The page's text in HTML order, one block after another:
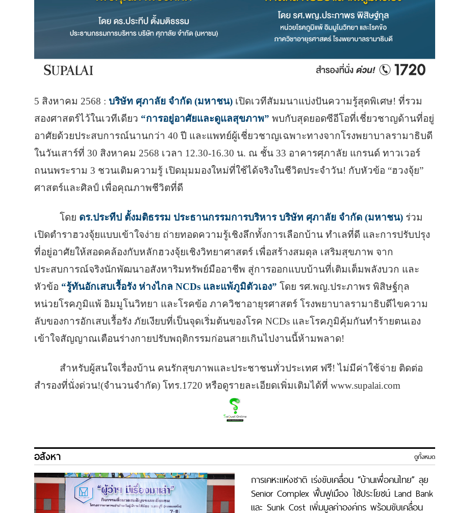
5 สิงหาคม 2568 :บริษัท ศุภาลัย จำกัด (มหาชน) เปิดเวทีสัมมนาแบ่งปันความรู้สุดพิเศษ! ที่รวม
สองศาสตร์ไว้ในเวทีเดียว “การอยู่อาศัยและดูแลสุขภาพ” พบกับสุดยอดซีอีโอที่เชี่ยวชาญด้านที่อยู่
อาศัยด้วยประสบการณ์นานกว่า 40 ปี และแพทย์ผู้เชี่ยวชาญเฉพาะทางจากโรงพยาบาลรามาธิบดี
ในวันเสาร์ที่ 30 สิงหาคม 2568 เวลา 12.30-16.30 น. ณ ชั้น 33 อาคารศุภาลัย แกรนด์ ทาวเวอร์
ถนนพระราม 3 ชวนเติมความรู้ เปิดมุมมองใหม่ที่ใช้ได้จริงในชีวิตประจำวัน! กับหัวข้อ “ฮวงจุ้ย”
ศาสตร์และศิลป์ เพื่อคุณภาพชีวิตที่ดี
โดย ดร.ประทีป ตั้งมติธรรม ประธานกรรมการบริหาร บริษัท ศุภาลัย จำกัด (มหาชน) ร่วม
เปิดตำราฮวงจุ้ยแบบเข้าใจง่าย ถ่ายทอดความรู้เชิงลึกทั้งการเลือกบ้าน ทำเลที่ดี และการปรับปรุง
ที่อยู่อาศัยให้สอดคล้องกับหลักฮวงจุ้ยเชิงวิทยาศาสตร์ เพื่อสร้างสมดุล เสริมสุขภาพ จาก
ประสบการณ์จริงนักพัฒนาอสังหาริมทรัพย์มืออาชีพ สู่การออกแบบบ้านที่เติมเต็มพลังบวก และ
หัวข้อ “รู้ทันอักเสบเรื้อรัง ห่างไกล NCDs และแพ้ภูมิตัวเอง”โดย รศ.พญ.ประภาพร พิสิษฐ์กุล
หน่วยโรคภูมิแพ้ อิมมูโนวิทยา และโรคข้อ ภาควิชาอายุรศาสตร์ โรงพยาบาลรามาธิบดีไขความ
ลับของการอักเสบเรื้อรัง ภัยเงียบที่เป็นจุดเริ่มต้นของโรค NCDs และโรคภูมิคุ้มกันทำร้ายตนเอง
เข้าใจสัญญาณเตือนร่างกายปรับพฤติกรรมก่อนสายเกินไปงานนี้ห้ามพลาด!
สำหรับผู้สนใจเรื่องบ้าน คนรักสุขภาพและประชาชนทั่วประเทศ ฟรี! ไม่มีค่าใช้จ่าย ติดต่อ
สำรองที่นั่งด่วน!(จำนวนจำกัด) โทร.1720 หรือดูรายละเอียดเพิ่มเติมได้ที่ www.supalai.com
อสังหา ดูทั้งหมด
การเคหะแห่งชาติ เร่งขับเคลื่อน “บ้านเพื่อคนไทย” ลุย
Senior Complex ฟื้นฟูเมือง ใช้ประโยชน์ Land Bank
และ Sunk Cost เพิ่มมูลค่าองค์กร พร้อมขับเคลื่อน